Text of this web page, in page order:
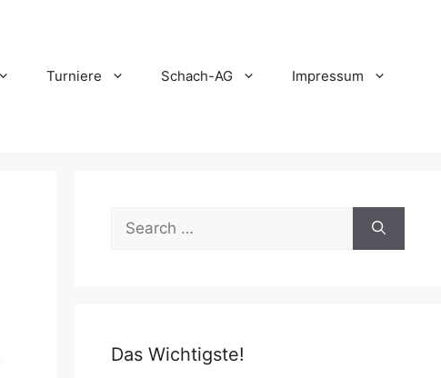
Turniere Schach-AG Impressum
Search
for:
Das Wichtigste!